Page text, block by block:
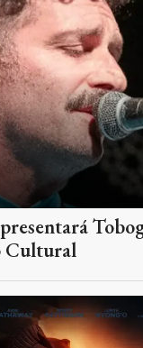
Cultural